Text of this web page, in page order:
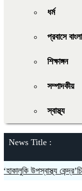
ধর্ম
প্রবাসে
শিক্ষাঙ্গন
সম্পাদকীয়
স্বাস্থ্য
News Title :
উপস্বাস্থ্য